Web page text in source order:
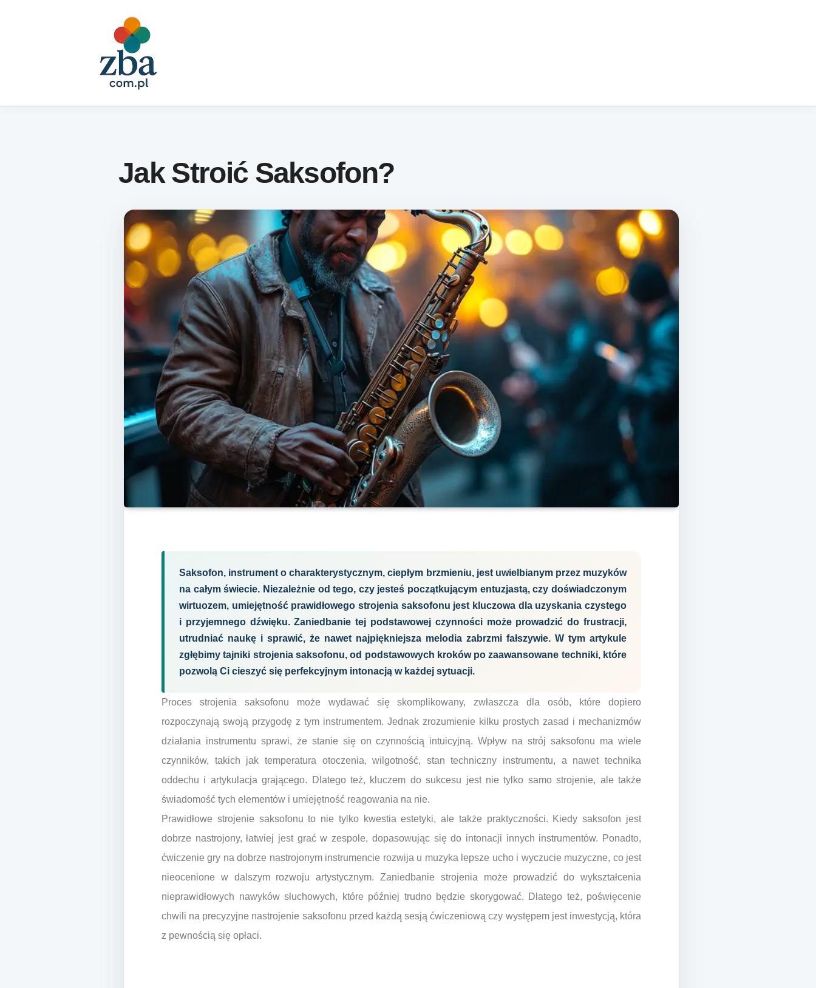
Jak Stroić Saksofon?
Saksofon, instrument o charakterystycznym, ciepłym brzmieniu, jest uwielbianym przez muzyków
na całym świecie. Niezależnie od tego, czy jesteś początkującym entuzjastą, czy doświadczonym
wirtuozem, umiejętność prawidłowego strojenia saksofonu jest kluczowa dla uzyskania czystego
i przyjemnego dźwięku. Zaniedbanie tej podstawowej czynności może prowadzić do frustracji,
utrudniać naukę i sprawić, że nawet najpiękniejsza melodia zabrzmi fałszywie. W tym artykule
zgłębimy tajniki strojenia saksofonu, od podstawowych kroków po zaawansowane techniki, które
pozwolą Ci cieszyć się perfekcyjnym intonacją w każdej sytuacji.
Proces strojenia saksofonu może wydawać się skomplikowany, zwłaszcza dla osób, które dopiero
rozpoczynają swoją przygodę z tym instrumentem. Jednak zrozumienie kilku prostych zasad i mechanizmów
działania instrumentu sprawi, że stanie się on czynnością intuicyjną. Wpływ na strój saksofonu ma wiele
czynników, takich jak temperatura otoczenia, wilgotność, stan techniczny instrumentu, a nawet technika
oddechu i artykulacja grającego. Dlatego też, kluczem do sukcesu jest nie tylko samo strojenie, ale także
świadomość tych elementów i umiejętność reagowania na nie.
Prawidłowe strojenie saksofonu to nie tylko kwestia estetyki, ale także praktyczności. Kiedy saksofon jest
dobrze nastrojony, łatwiej jest grać w zespole, dopasowując się do intonacji innych instrumentów. Ponadto,
ćwiczenie gry na dobrze nastrojonym instrumencie rozwija u muzyka lepsze ucho i wyczucie muzyczne, co jest
nieocenione w dalszym rozwoju artystycznym. Zaniedbanie strojenia może prowadzić do wykształcenia
nieprawidłowych nawyków słuchowych, które później trudno będzie skorygować. Dlatego też, poświęcenie
chwili na precyzyjne nastrojenie saksofonu przed każdą sesją ćwiczeniową czy występem jest inwestycją, która
z pewnością się opłaci.